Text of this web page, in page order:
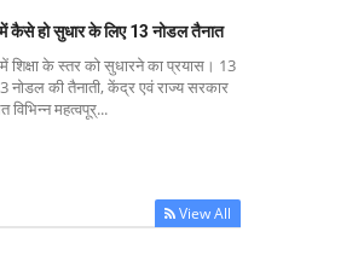
में कैसे हो सुधार के लिए 13 नोडल तैनात
शिक्षा के स्तर को सुधारने का प्रयास। 13
नोडल की तैनाती, केंद्र एवं राज्य सरकार
विभिन्न महत्वपूर्...
View All